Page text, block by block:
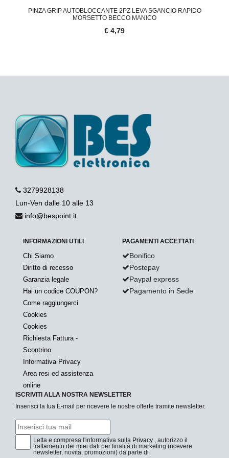
PINZA GRIP AUTOBLOCCANTE 2PZ LEVA SGANCIO RAPIDO
MORSETTO BECCO MANICO
€ 4,79
3279928138
Lun-Ven dalle 10 alle 13
info@bespoint.it
INFORMAZIONI UTILI
Chi Siamo
Diritto di recesso
Garanzia legale
Hai un codice COUPON?
Come raggiungerci
Cookies
Cookies
Richiesta Fattura -
Scontrino
Informativa Privacy
Area resi ed assistenza
online
PAGAMENTI ACCETTATI
Bonifico
Postepay
Paypal express
Pagamento in Sede
ISCRIVITI ALLA NOSTRA NEWSLETTER
Inserisci la tua E-mail per ricevere le nostre offerte tramite newsletter.
Letta e compresa l'informativa sulla Privacy , autorizzo il
trattamento dei miei dati per finalità di marketing (ricevere
newsletter, novità, promozioni) da parte di